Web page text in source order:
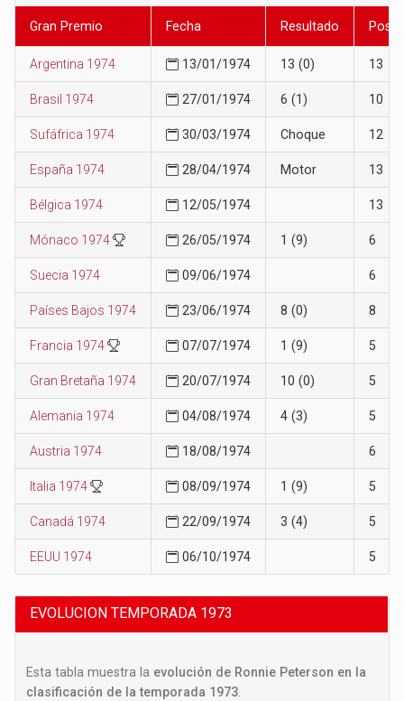
Gran Premio Fecha Resultado
Argentina 1974 13/01/1974 13 (0) 13
Brasil 1974 27/01/1974 6 (1) 10
Sufáfrica 1974 30/03/1974 Choque 12
España 1974 28/04/1974 Motor 13
Bélgica 1974 12/05/1974 13
Mónaco 1974 26/05/1974 1 (9) 6
Suecia 1974 09/06/1974 6
Países Bajos 1974 23/06/1974 8 (0) 8
Francia 1974 07/07/1974 1 (9) 5
Gran Bretaña 1974 20/07/1974 10 (0) 5
Alemania 1974 04/08/1974 4 (3) 5
Austria 1974 18/08/1974 6
Italia 1974 08/09/1974 1 (9) 5
Canadá 1974 22/09/1974 3 (4) 5
EEUU 1974 06/10/1974 5
EVOLUCION TEMPORADA 1973
Esta tabla muestra la evolución de Ronnie Peterson en la
clasificación de la temporada 1973